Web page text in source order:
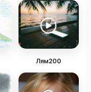
Лям200